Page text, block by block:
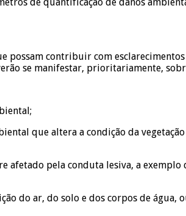
possam contribuir com
se manifestar, prioritariamente,
que altera a condição da
afetado pela conduta lesiva, a exemplo
do ar, do solo e dos corpos de água,